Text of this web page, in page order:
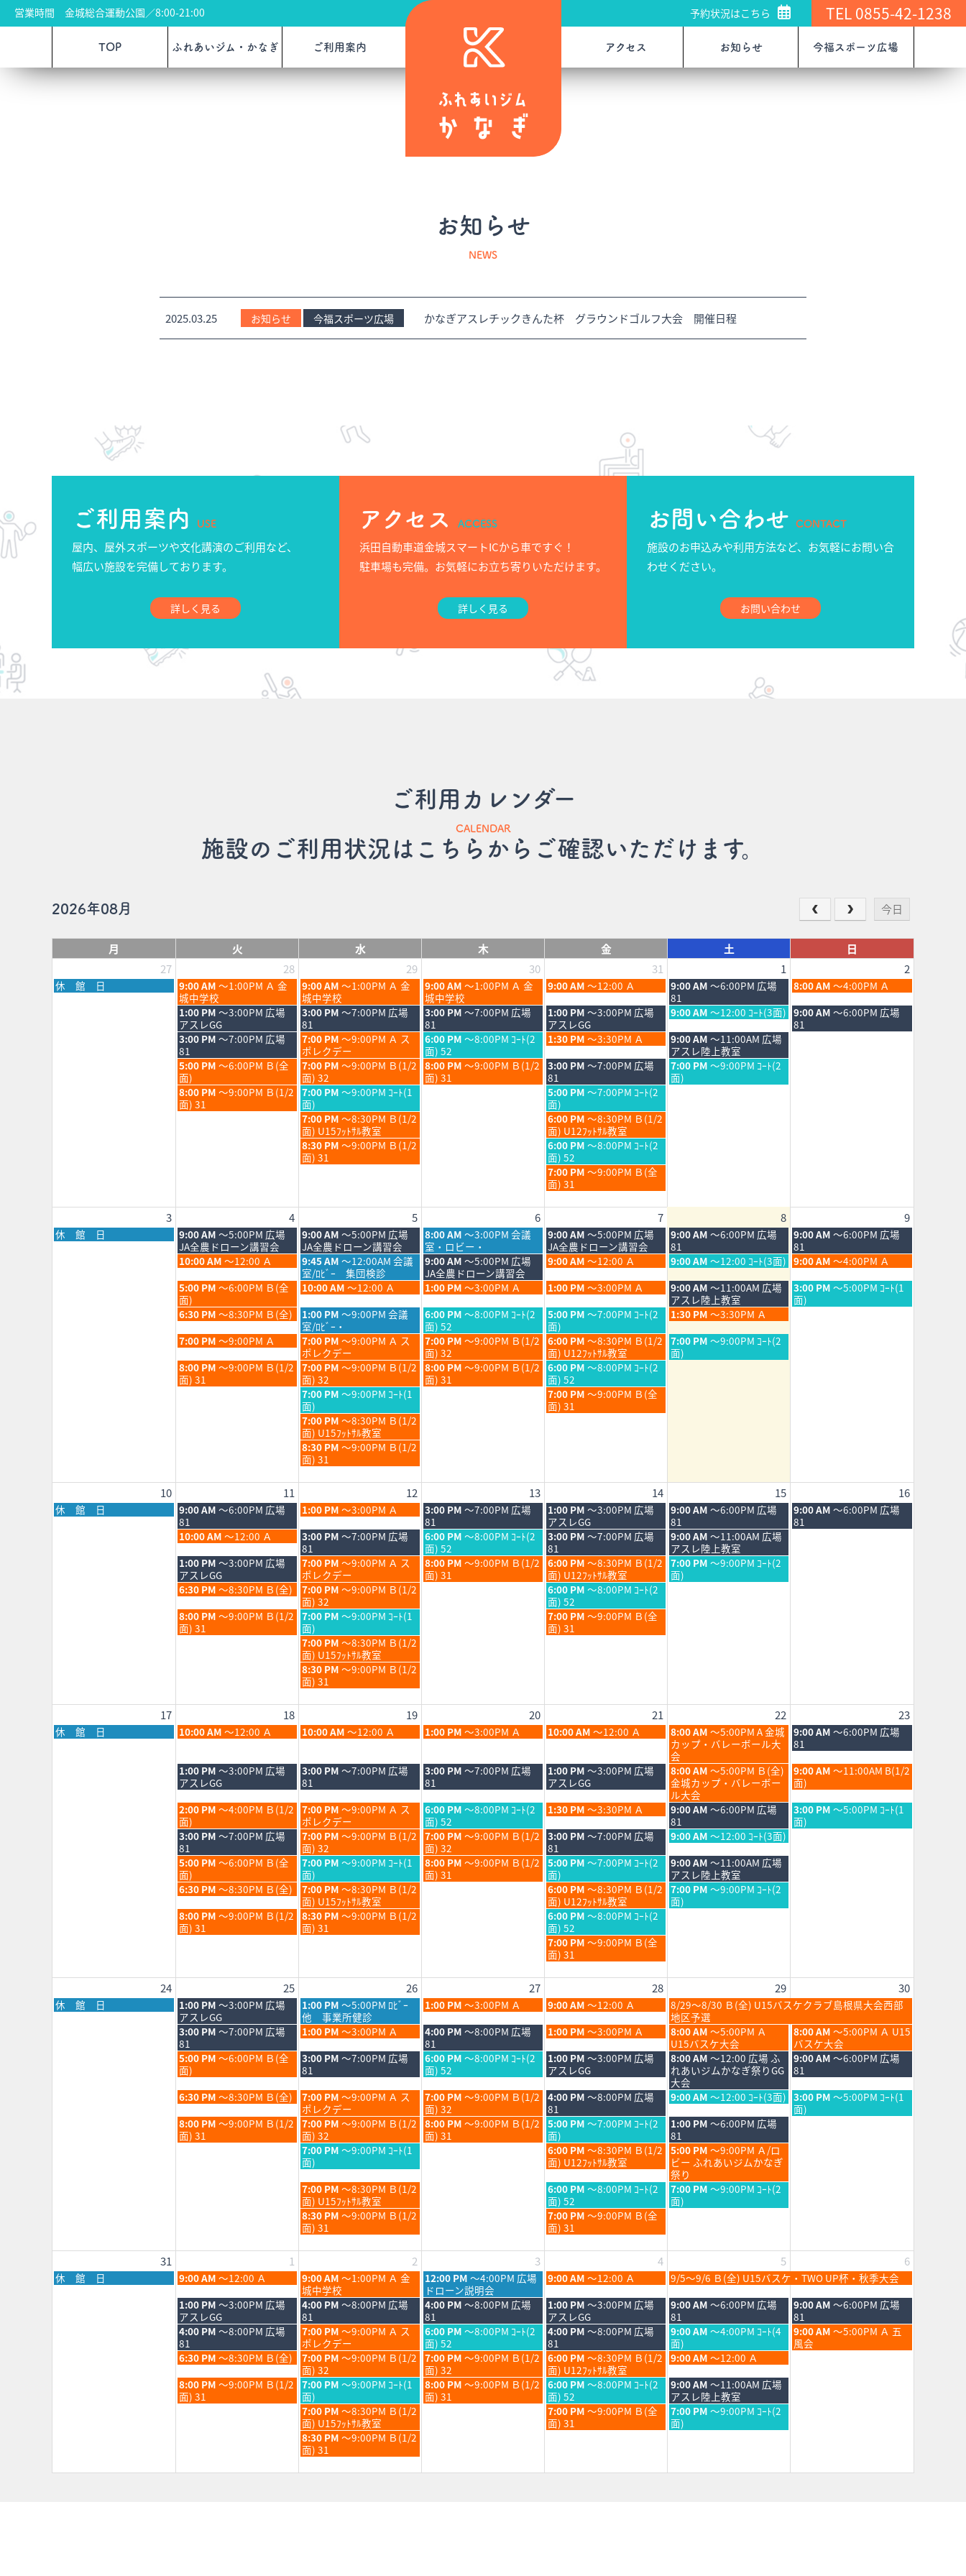
営業時間 金城総合運動公園／8:00-21:00 予約状況はこちら TEL 0855-42-1238
TOP ふれあいジム・かなぎ ご利用案内 アクセス お知らせ 今福スポーツ広場
お知らせ
NEWS
2025.03.25 お知らせ 今福スポーツ広場 かなぎアスレチックきんた杯 グラウンドゴルフ大会 開催日程
ご利用案内 USE
屋内、屋外スポーツや文化講演のご利用など、
幅広い施設を完備しております。
詳しく見る
アクセス ACCESS
浜田自動車道金城スマートICから車ですぐ！
駐車場も完備。お気軽にお立ち寄りいただけます。
詳しく見る
お問い合わせ CONTACT
施設のお申込みや利用方法など、お気軽にお問い合
わせください。
お問い合わせ
ご利用カレンダー
CALENDAR
施設のご利用状況はこちらからご確認いただけます。
2026年08月 今日
月 火 水 木 金 土
日
27
28 29 30 31 1 2
月
曜
休 館 日
火
曜
日,
7
月
28th
2026
9:00 AM ～1:00PM Ａ 金
城中学校
水
曜
日,
7
月
29th
2026
9:00 AM ～1:00PM Ａ 金
城中学校
木
曜
日,
7
月
30th
2026
9:00 AM ～1:00PM Ａ 金
城中学校
金
曜
日,
7
月
31st
2026
9:00 AM ～12:00 Ａ
土
曜
日,
8
月
1st
2026
9:00 AM ～6:00PM 広場
81
日
曜
日,
8
月
8:00 AM ～4:00PM Ａ
火
曜
日,
7
月
28th
2026
1:00 PM ～3:00PM 広場
アスレGG
水
曜
日,
7
月
29th
2026
3:00 PM ～7:00PM 広場
81
木
曜
日,
7
月
30th
2026
3:00 PM ～7:00PM 広場
81
金
曜
日,
7
月
31st
2026
1:00 PM ～3:00PM 広場
アスレGG
土
曜
日,
8
月
1st
2026
9:00 AM ～12:00 ｺｰﾄ(3面) 日
曜
日,
9:00 AM ～6:00PM 広場
81
火
曜
日,
7
月
28th
2026
3:00 PM ～7:00PM 広場
81
水
曜
日,
7
月
29th
2026
7:00 PM ～9:00PM Ａ ス
ポレクデー
木
曜
日,
7
月
6:00 PM ～8:00PM ｺｰﾄ(2
面) 52
金
曜
日,
7
月
31st
2026
1:30 PM ～3:30PM Ａ
土
曜
日,
8
月
9:00 AM ～11:00AM 広場
アスレ陸上教室
火
曜
日,
7
月
5:00 PM ～6:00PM Ｂ(全
面)
水
曜
日,
7
月
29th
2026
7:00 PM ～9:00PM Ｂ(1/2
面) 32
木
曜
日,
8:00 PM ～9:00PM Ｂ(1/2
面) 31
金
曜
日,
7
月
31st
2026
3:00 PM ～7:00PM 広場
81
土
曜
日,
7:00 PM ～9:00PM ｺｰﾄ(2
面)
火
曜
日,
8:00 PM ～9:00PM Ｂ(1/2
面) 31
水
曜
日,
7
月
29th
2026
7:00 PM ～9:00PM ｺｰﾄ(1
面)
金
曜
日,
7
月
31st
2026
5:00 PM ～7:00PM ｺｰﾄ(2
面)
水
曜
日,
7
月
7:00 PM ～8:30PM Ｂ(1/2
面) U15ﾌｯﾄｻﾙ教室
金
曜
日,
7
月
31st
2026
6:00 PM ～8:30PM Ｂ(1/2
面) U12ﾌｯﾄｻﾙ教室
水
曜
日,
29th
8:30 PM ～9:00PM Ｂ(1/2
面) 31
金
曜
日,
7
月
31st
6:00 PM ～8:00PM ｺｰﾄ(2
面) 52
金
曜
日,
7
31st
2026
7:00 PM ～9:00PM Ｂ(全
面) 31
3 4 5 6 7 8 9
月
曜
休 館 日
火
曜
日,
8
月
4th
2026
9:00 AM ～5:00PM 広場
JA全農ドローン講習会
水
曜
日,
8
月
5th
2026
9:00 AM ～5:00PM 広場
JA全農ドローン講習会
木
曜
日,
8
月
6th
2026
8:00 AM ～3:00PM 会議
室・ロビー・
金
曜
日,
8
月
7th
2026
9:00 AM ～5:00PM 広場
JA全農ドローン講習会
土
曜
日,
8
月
8th
2026
9:00 AM ～6:00PM 広場
81
日
曜
日,
8
月
9th
2026
9:00 AM ～6:00PM 広場
81
火
曜
日,
8
月
4th
2026
10:00 AM ～12:00 Ａ
水
曜
日,
8
月
5th
2026
9:45 AM ～12:00AM 会議
室/ﾛﾋﾞｰ 集団検診
木
曜
日,
8
月
6th
2026
9:00 AM ～5:00PM 広場
JA全農ドローン講習会
金
曜
日,
8
月
7th
2026
9:00 AM ～12:00 Ａ
土
曜
日,
8
月
8th
2026
9:00 AM ～12:00 ｺｰﾄ(3面) 日
曜
日,
8
月
9:00 AM ～4:00PM Ａ
火
曜
日,
8
月
4th
2026
5:00 PM ～6:00PM Ｂ(全
面)
水
曜
日,
8
月
5th
2026
10:00 AM ～12:00 Ａ
木
曜
日,
8
月
6th
2026
1:00 PM ～3:00PM Ａ
金
曜
日,
8
月
7th
2026
1:00 PM ～3:00PM Ａ
土
曜
日,
8
月
8th
2026
9:00 AM ～11:00AM 広場
アスレ陸上教室
日
曜
日,
3:00 PM ～5:00PM ｺｰﾄ(1
面)
火
曜
日,
8
月
4th
2026
6:30 PM ～8:30PM Ｂ(全)
水
曜
日,
8
月
5th
2026
1:00 PM ～9:00PM 会議
室/ﾛﾋﾞｰ・
木
曜
日,
8
月
6th
2026
6:00 PM ～8:00PM ｺｰﾄ(2
面) 52
金
曜
日,
8
月
7th
2026
5:00 PM ～7:00PM ｺｰﾄ(2
面)
土
曜
日,
8
月
1:30 PM ～3:30PM Ａ
火
曜
日,
8
月
7:00 PM ～9:00PM Ａ
水
曜
日,
8
月
5th
2026
7:00 PM ～9:00PM Ａ ス
ポレクデー
木
曜
日,
8
月
7:00 PM ～9:00PM Ｂ(1/2
面) 32
金
曜
日,
8
月
7th
2026
6:00 PM ～8:30PM Ｂ(1/2
面) U12ﾌｯﾄｻﾙ教室
土
曜
日,
7:00 PM ～9:00PM ｺｰﾄ(2
面)
火
曜
日,
8:00 PM ～9:00PM Ｂ(1/2
面) 31
水
曜
日,
8
月
5th
2026
7:00 PM ～9:00PM Ｂ(1/2
面) 32
木
曜
日,
8:00 PM ～9:00PM Ｂ(1/2
面) 31
金
曜
日,
8
月
6:00 PM ～8:00PM ｺｰﾄ(2
面) 52
水
曜
日,
8
月
5th
2026
7:00 PM ～9:00PM ｺｰﾄ(1
面)
金
曜
日,
7:00 PM ～9:00PM Ｂ(全
面) 31
水
曜
日,
8
月
5th
7:00 PM ～8:30PM Ｂ(1/2
面) U15ﾌｯﾄｻﾙ教室
水
曜
日,
8
5th
2026
8:30 PM ～9:00PM Ｂ(1/2
面) 31
10 11 12 13 14 15 16
月
曜
休 館 日
火
曜
日,
8
月
11th
2026
9:00 AM ～6:00PM 広場
81
水
曜
日,
8
月
12th
2026
1:00 PM ～3:00PM Ａ
木
曜
日,
8
月
13th
2026
3:00 PM ～7:00PM 広場
81
金
曜
日,
8
月
14th
2026
1:00 PM ～3:00PM 広場
アスレGG
土
曜
日,
8
月
15th
2026
9:00 AM ～6:00PM 広場
81
日
曜
日,
9:00 AM ～6:00PM 広場
81
火
曜
日,
8
月
11th
2026
10:00 AM ～12:00 Ａ
水
曜
日,
8
月
12th
2026
3:00 PM ～7:00PM 広場
81
木
曜
日,
8
月
6:00 PM ～8:00PM ｺｰﾄ(2
面) 52
金
曜
日,
8
月
14th
2026
3:00 PM ～7:00PM 広場
81
土
曜
日,
8
月
9:00 AM ～11:00AM 広場
アスレ陸上教室
火
曜
日,
8
月
11th
2026
1:00 PM ～3:00PM 広場
アスレGG
水
曜
日,
8
月
12th
2026
7:00 PM ～9:00PM Ａ ス
ポレクデー
木
曜
日,
8:00 PM ～9:00PM Ｂ(1/2
面) 31
金
曜
日,
8
月
14th
2026
6:00 PM ～8:30PM Ｂ(1/2
面) U12ﾌｯﾄｻﾙ教室
土
曜
日,
7:00 PM ～9:00PM ｺｰﾄ(2
面)
火
曜
日,
8
月
6:30 PM ～8:30PM Ｂ(全)
水
曜
日,
8
月
12th
2026
7:00 PM ～9:00PM Ｂ(1/2
面) 32
金
曜
日,
8
月
6:00 PM ～8:00PM ｺｰﾄ(2
面) 52
火
曜
日,
8:00 PM ～9:00PM Ｂ(1/2
面) 31
水
曜
日,
8
月
12th
2026
7:00 PM ～9:00PM ｺｰﾄ(1
面)
金
曜
日,
7:00 PM ～9:00PM Ｂ(全
面) 31
水
曜
日,
8
月
12th
7:00 PM ～8:30PM Ｂ(1/2
面) U15ﾌｯﾄｻﾙ教室
水
曜
日,
8
12th
2026
8:30 PM ～9:00PM Ｂ(1/2
面) 31
17 18 19 20 21 22 23
月
曜
休 館 日
火
曜
8
月
18th
2026
10:00 AM ～12:00 Ａ
水
曜
8
月
19th
2026
10:00 AM ～12:00 Ａ
木
曜
8
月
20th
2026
1:00 PM ～3:00PM Ａ
金
曜
8
月
21st
2026
10:00 AM ～12:00 Ａ
土
曜
日,
8
月
22nd
2026
8:00 AM ～5:00PM A 金城
カップ・バレーボール大
会
日
曜
日,
8
月
23rd
2026
9:00 AM ～6:00PM 広場
81
火
曜
日,
8
月
18th
2026
1:00 PM ～3:00PM 広場
アスレGG
水
曜
日,
8
月
19th
2026
3:00 PM ～7:00PM 広場
81
木
曜
日,
8
月
20th
2026
3:00 PM ～7:00PM 広場
81
金
曜
日,
8
月
21st
2026
1:00 PM ～3:00PM 広場
アスレGG
土
曜
日,
8
月
22nd
2026
8:00 AM ～5:00PM Ｂ(全)
金城カップ・バレーボー
ル大会
日
曜
日,
8
月
23rd
9:00 AM ～11:00AM B(1/2
面)
火
曜
日,
8
月
18th
2026
2:00 PM ～4:00PM Ｂ(1/2
面)
水
曜
日,
8
月
19th
2026
7:00 PM ～9:00PM Ａ ス
ポレクデー
木
曜
日,
8
月
20th
2026
6:00 PM ～8:00PM ｺｰﾄ(2
面) 52
金
曜
日,
8
月
21st
2026
1:30 PM ～3:30PM Ａ
土
曜
日,
8
月
22nd
2026
9:00 AM ～6:00PM 広場
81
日
曜
日,
3:00 PM ～5:00PM ｺｰﾄ(1
面)
火
曜
日,
8
月
18th
2026
3:00 PM ～7:00PM 広場
81
水
曜
日,
8
月
19th
2026
7:00 PM ～9:00PM Ｂ(1/2
面) 32
木
曜
日,
8
月
7:00 PM ～9:00PM Ｂ(1/2
面) 32
金
曜
日,
8
月
21st
2026
3:00 PM ～7:00PM 広場
81
土
曜
日,
8
月
22nd
2026
9:00 AM ～12:00 ｺｰﾄ(3面)
火
曜
日,
8
月
18th
2026
5:00 PM ～6:00PM Ｂ(全
面)
水
曜
日,
8
月
19th
2026
7:00 PM ～9:00PM ｺｰﾄ(1
面)
木
曜
日,
8:00 PM ～9:00PM Ｂ(1/2
面) 31
金
曜
日,
8
月
21st
2026
5:00 PM ～7:00PM ｺｰﾄ(2
面)
土
曜
日,
8
月
9:00 AM ～11:00AM 広場
アスレ陸上教室
火
曜
日,
8
月
6:30 PM ～8:30PM Ｂ(全)
水
曜
日,
8
月
7:00 PM ～8:30PM Ｂ(1/2
面) U15ﾌｯﾄｻﾙ教室
金
曜
日,
8
月
21st
2026
6:00 PM ～8:30PM Ｂ(1/2
面) U12ﾌｯﾄｻﾙ教室
土
曜
日,
7:00 PM ～9:00PM ｺｰﾄ(2
面)
火
曜
日,
18th
8:00 PM ～9:00PM Ｂ(1/2
面) 31
水
曜
日,
19th
8:30 PM ～9:00PM Ｂ(1/2
面) 31
金
曜
日,
8
月
21st
6:00 PM ～8:00PM ｺｰﾄ(2
面) 52
金
曜
日,
8
21st
2026
7:00 PM ～9:00PM Ｂ(全
面) 31
24 25 26 27 28 29 30
月
曜
休 館 日
火
曜
日,
8
月
25th
2026
1:00 PM ～3:00PM 広場
アスレGG
水
曜
日,
8
月
26th
2026
1:00 PM ～5:00PM ﾛﾋﾞｰ
他 事業所健診
木
曜
日,
8
月
27th
2026
1:00 PM ～3:00PM Ａ
金
曜
日,
8
月
28th
2026
9:00 AM ～12:00 Ａ
土
曜
日,
8
月
29th
2026
8/29～8/30 Ｂ(全) U15バスケクラブ島根県大会西部
地区予選
火
曜
日,
8
月
25th
2026
3:00 PM ～7:00PM 広場
81
水
曜
日,
8
月
26th
2026
1:00 PM ～3:00PM Ａ
木
曜
日,
8
月
27th
2026
4:00 PM ～8:00PM 広場
81
金
曜
日,
8
月
28th
2026
1:00 PM ～3:00PM Ａ
土
曜
日,
8
月
29th
2026
8:00 AM ～5:00PM Ａ
U15バスケ大会
日
曜
日,
8
月
30th
2026
8:00 AM ～5:00PM Ａ U15
バスケ大会
火
曜
日,
8
月
25th
2026
5:00 PM ～6:00PM Ｂ(全
面)
水
曜
日,
8
月
26th
2026
3:00 PM ～7:00PM 広場
81
木
曜
日,
8
月
27th
2026
6:00 PM ～8:00PM ｺｰﾄ(2
面) 52
金
曜
日,
8
月
28th
2026
1:00 PM ～3:00PM 広場
アスレGG
土
曜
日,
8
月
29th
2026
8:00 AM ～12:00 広場 ふ
れあいジムかなぎ祭りGG
大会
日
曜
日,
8
月
30th
9:00 AM ～6:00PM 広場
81
火
曜
日,
8
月
6:30 PM ～8:30PM Ｂ(全)
水
曜
日,
8
月
26th
2026
7:00 PM ～9:00PM Ａ ス
ポレクデー
木
曜
日,
8
月
7:00 PM ～9:00PM Ｂ(1/2
面) 32
金
曜
日,
8
月
28th
2026
4:00 PM ～8:00PM 広場
81
土
曜
日,
8
月
29th
2026
9:00 AM ～12:00 ｺｰﾄ(3面) 日
曜
日,
3:00 PM ～5:00PM ｺｰﾄ(1
面)
火
曜
日,
8:00 PM ～9:00PM Ｂ(1/2
面) 31
水
曜
日,
8
月
26th
2026
7:00 PM ～9:00PM Ｂ(1/2
面) 32
木
曜
日,
8:00 PM ～9:00PM Ｂ(1/2
面) 31
金
曜
日,
8
月
28th
2026
5:00 PM ～7:00PM ｺｰﾄ(2
面)
土
曜
日,
8
月
29th
2026
1:00 PM ～6:00PM 広場
81
水
曜
日,
8
月
26th
2026
7:00 PM ～9:00PM ｺｰﾄ(1
面)
金
曜
日,
8
月
28th
2026
6:00 PM ～8:30PM Ｂ(1/2
面) U12ﾌｯﾄｻﾙ教室
土
曜
日,
8
月
29th
5:00 PM ～9:00PM Ａ/ロ
ビー ふれあいジムかなぎ
祭り
水
曜
日,
8
月
26th
7:00 PM ～8:30PM Ｂ(1/2
面) U15ﾌｯﾄｻﾙ教室
金
曜
日,
8
月
28th
6:00 PM ～8:00PM ｺｰﾄ(2
面) 52
土
曜
日,
29th
7:00 PM ～9:00PM ｺｰﾄ(2
面)
水
曜
日,
8
26th
2026
8:30 PM ～9:00PM Ｂ(1/2
面) 31
金
曜
日,
8
28th
2026
7:00 PM ～9:00PM Ｂ(全
面) 31
31 1 2 3 4 5 6
月
曜
休 館 日
火
曜
日,
9
月
1st
2026
9:00 AM ～12:00 Ａ
水
曜
日,
9
月
2nd
2026
9:00 AM ～1:00PM Ａ 金
城中学校
木
曜
日,
9
月
3rd
2026
12:00 PM ～4:00PM 広場
ドローン説明会
金
曜
日,
9
月
4th
2026
9:00 AM ～12:00 Ａ
土
曜
日,
9
月
5th
2026
9/5～9/6 Ｂ(全) U15バスケ・TWO UP杯・秋季大会
火
曜
日,
9
月
1st
2026
1:00 PM ～3:00PM 広場
アスレGG
水
曜
日,
9
月
2nd
2026
4:00 PM ～8:00PM 広場
81
木
曜
日,
9
月
3rd
2026
4:00 PM ～8:00PM 広場
81
金
曜
日,
9
月
4th
2026
1:00 PM ～3:00PM 広場
アスレGG
土
曜
日,
9
月
5th
2026
9:00 AM ～6:00PM 広場
81
日
曜
日,
9
月
9:00 AM ～6:00PM 広場
81
火
曜
日,
9
月
1st
2026
4:00 PM ～8:00PM 広場
81
水
曜
日,
9
月
2nd
2026
7:00 PM ～9:00PM Ａ ス
ポレクデー
木
曜
日,
9
月
3rd
2026
6:00 PM ～8:00PM ｺｰﾄ(2
面) 52
金
曜
日,
9
月
4th
2026
4:00 PM ～8:00PM 広場
81
土
曜
日,
9
月
5th
2026
9:00 AM ～4:00PM ｺｰﾄ(4
面)
日
曜
日,
9:00 AM ～5:00PM Ａ 五
風会
火
曜
日,
9
月
6:30 PM ～8:30PM Ｂ(全)
水
曜
日,
9
月
2nd
2026
7:00 PM ～9:00PM Ｂ(1/2
面) 32
木
曜
日,
9
月
7:00 PM ～9:00PM Ｂ(1/2
面) 32
金
曜
日,
9
月
4th
2026
6:00 PM ～8:30PM Ｂ(1/2
面) U12ﾌｯﾄｻﾙ教室
土
曜
日,
9
月
5th
2026
9:00 AM ～12:00 Ａ
火
曜
日,
8:00 PM ～9:00PM Ｂ(1/2
面) 31
水
曜
日,
9
月
2nd
2026
7:00 PM ～9:00PM ｺｰﾄ(1
面)
木
曜
日,
8:00 PM ～9:00PM Ｂ(1/2
面) 31
金
曜
日,
9
月
6:00 PM ～8:00PM ｺｰﾄ(2
面) 52
土
曜
日,
9
月
9:00 AM ～11:00AM 広場
アスレ陸上教室
水
曜
日,
9
月
2nd
7:00 PM ～8:30PM Ｂ(1/2
面) U15ﾌｯﾄｻﾙ教室
金
曜
日,
4th
7:00 PM ～9:00PM Ｂ(全
面) 31
土
曜
日,
5th
7:00 PM ～9:00PM ｺｰﾄ(2
面)
水
曜
日,
9
8:30 PM ～9:00PM Ｂ(1/2
面) 31